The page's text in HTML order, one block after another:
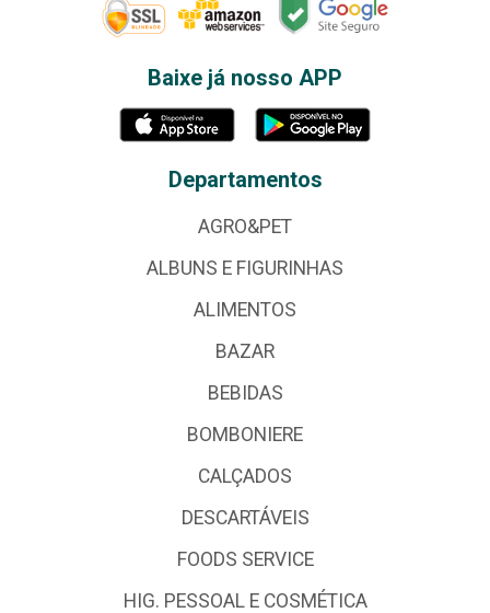
Baixe já nosso APP
Departamentos
AGRO&PET
ALBUNS E FIGURINHAS
ALIMENTOS
BAZAR
BEBIDAS
BOMBONIERE
CALÇADOS
DESCARTÁVEIS
FOODS SERVICE
HIG. PESSOAL E COSMÉTICA